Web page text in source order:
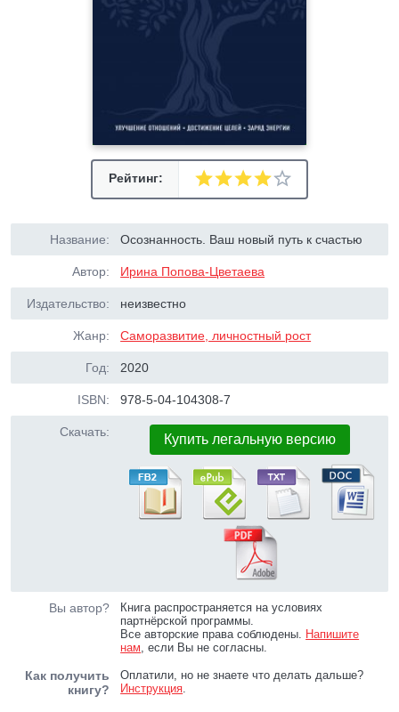
Рейтинг:
Название: Осознанность. Ваш новый путь к счастью
Автор: Ирина Попова-Цветаева
Издательство: неизвестно
Жанр: Саморазвитие, личностный рост
Год: 2020
ISBN: 978-5-04-104308-7
Скачать: Купить легальную версию
Вы автор?
Книга распространяется на условиях
партнёрской программы.
Все авторские права соблюдены. Напишите
нам, если Вы не согласны.
Как получить
книгу?
Оплатили, но не знаете что делать дальше?
Инструкция.